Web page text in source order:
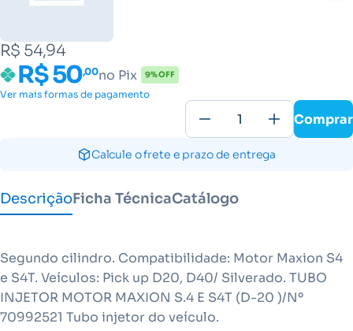
R$ 54,94
R$ 50,00no Pix 9% OFF
Ver mais formas de pagamento
Comprar
Calcule o frete e prazo de entrega
DescriçãoFicha TécnicaCatálogo
Segundo cilindro. Compatibilidade: Motor Maxion S4
e S4T. Veículos: Pick up D20, D40/ Silverado. TUBO
INJETOR MOTOR MAXION S.4 E S4T (D-20 )/Nº
70992521 Tubo injetor do veículo.